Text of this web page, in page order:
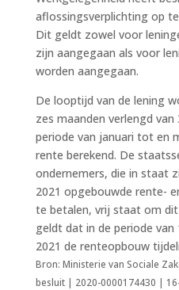
aflossingsverplichting op
Dit geldt zowel voor
zijn aangegaan als voor
worden aangegaan.
De looptijd van de lening
zes maanden verlengd
periode van januari tot en
rente berekend. De
ondernemers, die in staat
2021 opgebouwde rente-
te betalen, vrij staat om
geldt dat in de periode
2021 de renteopbouw
Bron: Ministerie van Sociale
besluit | 2020-0000174430 |